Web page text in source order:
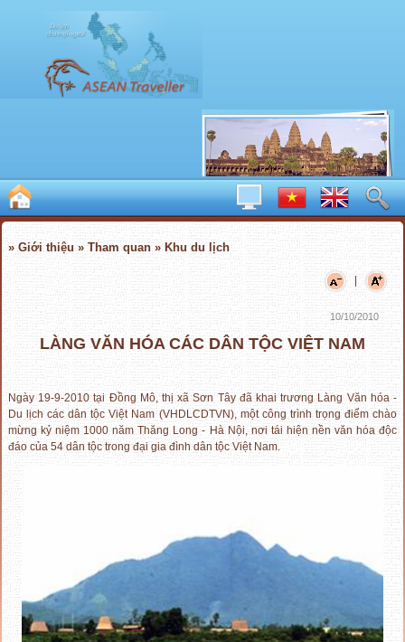
» Giới thiệu » Tham quan » Khu du lịch
|
10/10/2010
LÀNG VĂN HÓA CÁC DÂN TỘC VIỆT NAM
Ngày 19-9-2010 tại Đồng Mô, thị xã Sơn Tây đã khai trương Làng Văn hóa -
Du lịch các dân tộc Việt Nam (VHDLCDTVN), một công trình trọng điểm chào
mừng kỷ niệm 1000 năm Thăng Long - Hà Nội, nơi tái hiện nền văn hóa độc
đáo của 54 dân tộc trong đại gia đình dân tộc Việt Nam.